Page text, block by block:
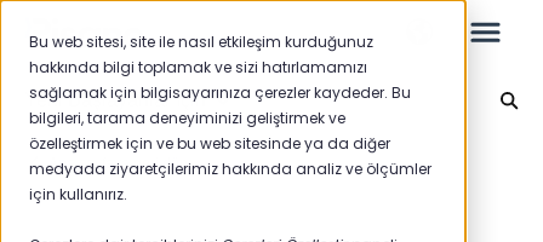
Bu web sitesi, site ile nasıl etkileşim kurduğunuz
hakkında bilgi toplamak ve sizi hatırlamamızı
sağlamak için bilgisayarınıza çerezler kaydeder. Bu
bilgileri, tarama deneyiminizi geliştirmek ve
özelleştirmek için ve bu web sitesinde ya da diğer
medyada ziyaretçilerimiz hakkında analiz ve ölçümler
için kullanırız.
Yeni Başlayanlar İçin
LeoAna sayfaya geri dön